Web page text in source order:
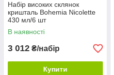
Набір високих склянок
кришталь Bohemia Nicolette
430 мл/6 шт
3329J29/0/93K62/430
В наявності
3 012 ₴/набір
Купити